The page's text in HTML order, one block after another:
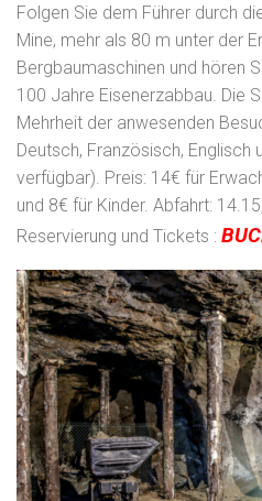
Folgen Sie dem Führer durch
Mine, mehr als 80 m unter der
Bergbaumaschinen und hören
100 Jahre Eisenerzabbau. Die
Mehrheit der anwesenden
Deutsch, Französisch, Englisch
verfügbar). Preis: 14€ für
und 8€ für Kinder. Abfahrt:
Reservierung und Tickets :